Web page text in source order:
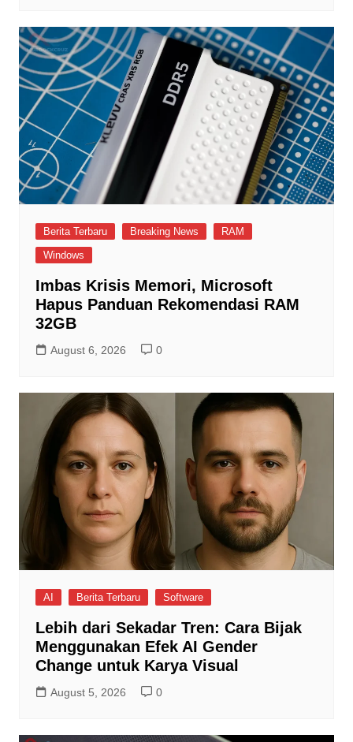
Berita Terbaru Breaking News
RAM
Windows
Imbas Krisis Memori, Microsoft
Hapus Panduan Rekomendasi RAM
32GB
August 6, 2026 0
AI Berita Terbaru Software
Lebih dari Sekadar Tren: Cara Bijak
Menggunakan Efek AI Gender
Change untuk Karya Visual
August 5, 2026 0